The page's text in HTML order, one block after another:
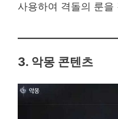
사용하여 격돌의 룬을
3. 악몽 콘텐츠